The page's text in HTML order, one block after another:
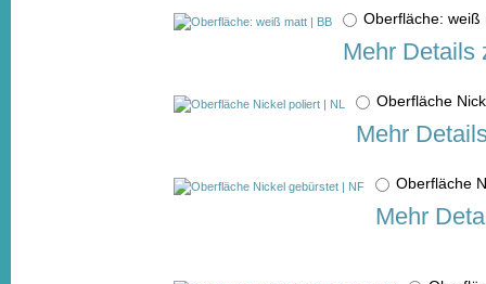
Oberfläche:
Mehr Details
Oberfläche
Mehr
Oberfläche
Mehr